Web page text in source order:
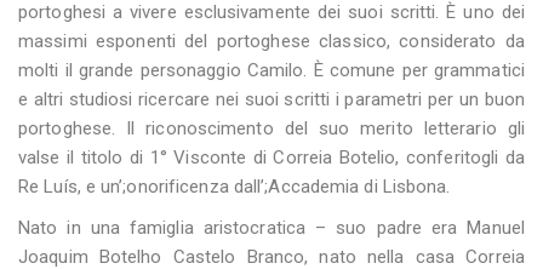
portoghesi a vivere esclusivamente dei suoi scritti. È uno dei
massimi esponenti del portoghese classico, considerato da
molti il grande personaggio Camilo. È comune per grammatici
e altri studiosi ricercare nei suoi scritti i parametri per un buon
portoghese. Il riconoscimento del suo merito letterario gli
valse il titolo di 1° Visconte di Correia Botelio, conferitogli da
Re Luís, e un’;onorificenza dall’;Accademia di Lisbona.
Nato in una famiglia aristocratica – suo padre era Manuel
Joaquim Botelho Castelo Branco, nato nella casa Correia